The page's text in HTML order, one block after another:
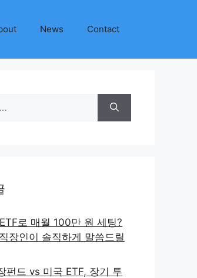
News Contact
로 매월 100만 원 세팅?
장인이 솔직하게 말씀드릴
펀드 vs 미국 ETF, 장기 투